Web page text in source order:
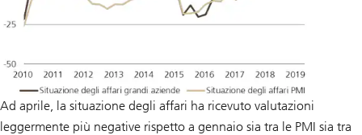
Ad aprile, la situazione degli affari ha ricevuto valutazioni
leggermente più negative rispetto a gennaio sia tra le PMI sia tra